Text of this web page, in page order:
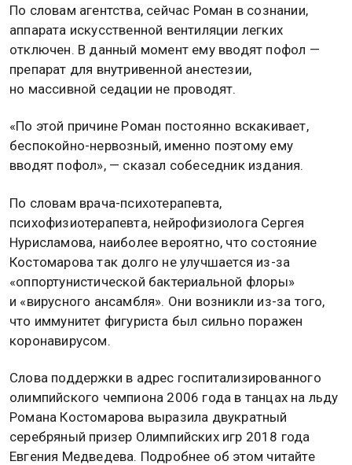
По словам агентства, сейчас Роман в сознании,
аппарата искусственной вентиляции легких
отключен. В данный момент ему вводят пофол —
препарат для внутривенной анестезии,
но массивной седации не проводят.
«По этой причине Роман постоянно вскакивает,
беспокойно-нервозный, именно поэтому ему
вводят пофол», — сказал собеседник издания.
По словам врача-психотерапевта,
психофизиотерапевта, нейрофизиолога Сергея
Нурисламова, наиболее вероятно, что состояние
Костомарова так долго не улучшается из-за
«оппортунистической бактериальной флоры»
и «вирусного ансамбля». Они возникли из-за того,
что иммунитет фигуриста был сильно поражен
коронавирусом.
Слова поддержки в адрес госпитализированного
олимпийского чемпиона 2006 года в танцах на льду
Романа Костомарова выразила двукратный
серебряный призер Олимпийских игр 2018 года
Евгения Медведева. Подробнее об этом читайте